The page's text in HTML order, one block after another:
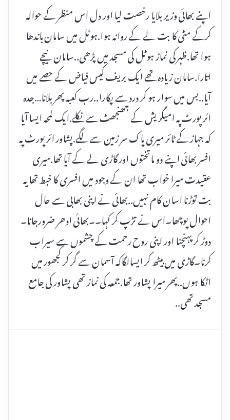
اپنے بھائی وزیر بلایا رخصت لیا اور دل اس منظر کے حوالہ
کرکے مٹی کا بت لے کے روانہ ہوا.ہوٹل میں سامان باندھا
ہوا تھا.ظہر کی نماز ہوٹل کی مسجد میں پڑھی..سامان نیچے
اتارا.سامان زیادہ تھے ایک بریف کیس فیاض کے حصے میں
آیا..بس میں سوار ہو کر درد سے پکارا..رب کعبہ پھر بلانا…جدہ
ائر پورٹ پہ امیگریش کے جھنجھٹ سے نکلے.ایک لمحہ ایسا آیا
کہ جہاز کے ٹائر میری پاک سر زمین سے لگے.پشاور ائر پورٹ پہ
افسر بھائی اپنے دو ماتختوں اور گاڑی لے کے آیا تھا.میری
عقیدت میرا خواب تھا ان کے وجود میں افسری کا خبط تھا یہ
بت توڑنا اسان کام نہیں..بھائی نے اپنی بھابی سے حال
احوال پوچھا۔اس نے تڑپ کر کہا۔۔بھائی ادھر ضرورجانا۔
دوڑ کر پہنچنا اور اپنی روح رحمت کے چشموں سے سیراب
کرنا۔گاڑی میں بیٹھ کر ایسالگاکہ آسمان سے گر کر کجھور میں
اٹکا ہوں..پھر میرا پشاور تھا.جمعہ کی نماز تھی پشاور کی جامع
مسجد تھی..